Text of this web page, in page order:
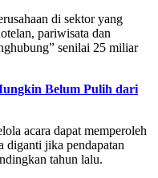
di sektor yang
pariwisata dan
senilai 25 miliar
Belum Pulih dari
acara dapat memperoleh
diganti jika pendapatan
tahun lalu.